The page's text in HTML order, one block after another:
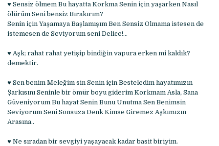
♥ Sensiz ölmem Bu hayatta Korkma Senin için yaşarken Nasıl
ölürüm Seni bensiz Bırakırım?
Senin için Yaşamaya Başlamışım Ben Sensiz Olmama istesen de
istemesen de Seviyorum seni Delice!…
♥ Aşk; rahat rahat yetişip bindiğin vapura erken mi kaldık?
demektir.
♥ Sen benim Meleğim sin Senin için Besteledim hayatımızın
Şarkısını Seninle bir ömür boyu giderim Korkmam Asla, Sana
Güveniyorum Bu hayat Senin Bunu Unutma Sen Benimsin
Seviyorum Seni Sonsuza Denk Kimse Giremez Aşkımızın
Arasına..
♥ Ne sıradan bir sevgiyi yaşayacak kadar basit biriyim.